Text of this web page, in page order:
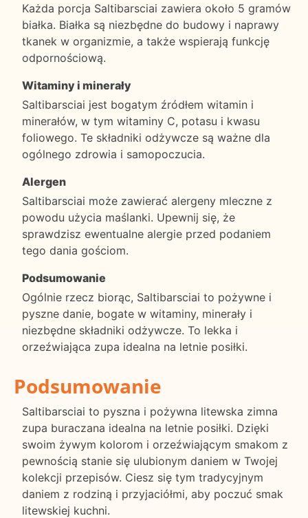
Każda porcja Saltibarsciai zawiera około 5 gramów
białka. Białka są niezbędne do budowy i naprawy
tkanek w organizmie, a także wspierają funkcję
odpornościową.
Witaminy i minerały
Saltibarsciai jest bogatym źródłem witamin i
minerałów, w tym witaminy C, potasu i kwasu
foliowego. Te składniki odżywcze są ważne dla
ogólnego zdrowia i samopoczucia.
Alergen
Saltibarsciai może zawierać alergeny mleczne z
powodu użycia maślanki. Upewnij się, że
sprawdzisz ewentualne alergie przed podaniem
tego dania gościom.
Podsumowanie
Ogólnie rzecz biorąc, Saltibarsciai to pożywne i
pyszne danie, bogate w witaminy, minerały i
niezbędne składniki odżywcze. To lekka i
orzeźwiająca zupa idealna na letnie posiłki.
Podsumowanie
Saltibarsciai to pyszna i pożywna litewska zimna
zupa buraczana idealna na letnie posiłki. Dzięki
swoim żywym kolorom i orzeźwiającym smakom z
pewnością stanie się ulubionym daniem w Twojej
kolekcji przepisów. Ciesz się tym tradycyjnym
daniem z rodziną i przyjaciółmi, aby poczuć smak
litewskiej kuchni.